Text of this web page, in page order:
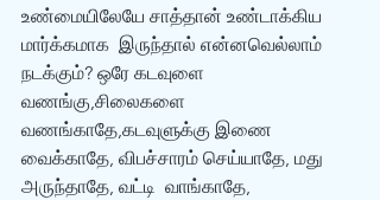
உண்மையிலேயே சாத்தான் உண்டாக்கிய
மார்க்கமாக  இருந்தால் என்னவெல்லாம்
நடக்கும்? ஒரே கடவுளை
வணங்கு,சிலைகளை
வணங்காதே,கடவுளுக்கு இணை
வைக்காதே, விபச்சாரம் செய்யாதே, மது
அருந்தாதே, வட்டி  வாங்காதே,